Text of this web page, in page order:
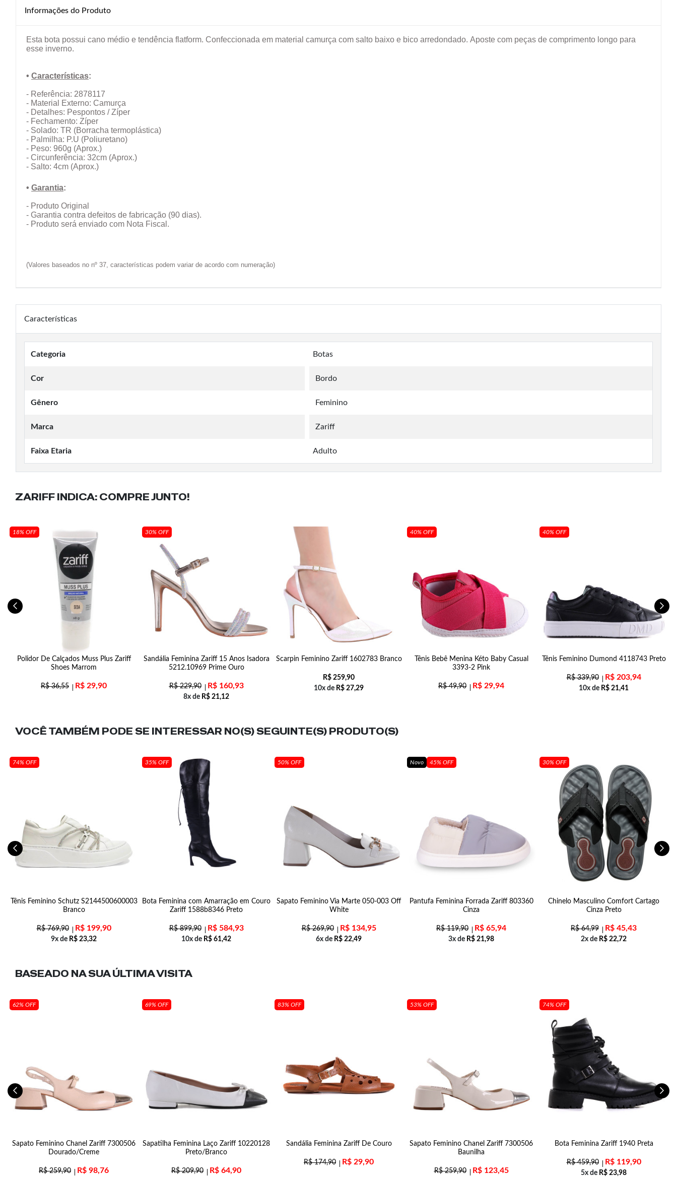
Informações do Produto
Esta bota possui cano médio e tendência flatform. Confeccionada em material camurça com salto baixo e bico arredondado. Aposte com peças de comprimento longo para
esse inverno.
• Características:
- Referência: 2878117
- Material Externo: Camurça
- Detalhes: Pespontos / Zíper
- Fechamento: Zíper
- Solado: TR (Borracha termoplástica)
- Palmilha: P.U (Poliuretano)
- Peso: 960g (Aprox.)
- Circunferência: 32cm (Aprox.)
- Salto: 4cm (Aprox.)
• Garantia:
- Produto Original
- Garantia contra defeitos de fabricação (90 dias).
- Produto será enviado com Nota Fiscal.
(Valores baseados no nº 37, características podem variar de acordo com numeração)
Características
Categoria Botas
Cor Bordo
Gênero Feminino
Marca Zariff
Faixa Etaria Adulto
ZARIFF INDICA: COMPRE JUNTO!
18% OFF
Polidor De Calçados Muss Plus Zariff
Shoes Marrom
R$36,55 R$ 29,90
30% OFF
Sandália Feminina Zariff 15 Anos Isadora
5212.10969 Prime Ouro
R$229,90 R$160,93
8x de R$ 21,12
Scarpin Feminino Zariff 1602783 Branco
R$ 259,90
10x de R$ 27,29
40% OFF
Tênis Bebê Menina Kéto Baby Casual
3393-2 Pink
R$49,90 R$ 29,94
40% OFF
Tênis Feminino Dumond 4118743 Preto
R$339,90 R$203,94
10x de R$ 21,41
VOCÊ TAMBÉM PODE SE INTERESSAR NO(S) SEGUINTE(S) PRODUTO(S)
74% OFF
Tênis Feminino Schutz S2144500600003
Branco
R$769,90 R$199,90
9x de R$ 23,32
35% OFF
Bota Feminina com Amarração em Couro
Zariff 1588b8346 Preto
R$899,90 R$584,93
10x de R$ 61,42
50% OFF
Sapato Feminino Via Marte 050-003 Off
White
R$269,90 R$134,95
6x de R$ 22,49
Novo 45% OFF
Pantufa Feminina Forrada Zariff 803360
Cinza
R$119,90 R$ 65,94
3x de R$ 21,98
30% OFF
Chinelo Masculino Comfort Cartago
Cinza Preto
R$64,99 R$ 45,43
2x de R$ 22,72
BASEADO NA SUAÚLTIMA VISITA
62% OFF
Sapato Feminino Chanel Zariff 7300506
Dourado/Creme
R$259,90 R$ 98,76
69% OFF
Sapatilha Feminina Laço Zariff 10220128
Preto/Branco
R$209,90 R$ 64,90
83% OFF
Sandália Feminina Zariff De Couro
R$174,90 R$ 29,90
53% OFF
Sapato Feminino Chanel Zariff 7300506
Baunilha
R$259,90 R$123,45
74% OFF
Bota Feminina Zariff 1940 Preta
R$459,90 R$119,90
5x de R$ 23,98